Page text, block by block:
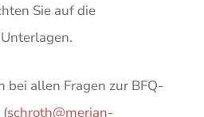
Sie auf die
bei allen Fragen zur BFQ-
schroth@merian-